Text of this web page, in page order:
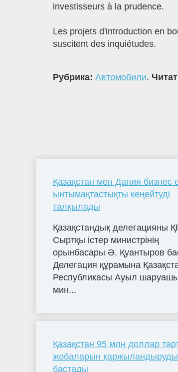
investisseurs à la prudence.
Les projets d'introduction en
suscitent des inquiétudes.
Рубрика: Автомобили.
Қазақстан мен Дания бизнес
ынтымақтастықты кеңейтуді
талқылады
Қазақстандық делегацияны
Сыртқы істер министрінің
орынбасары Ә. Қуантыров
Делегация құрамына
Республикасы Ауыл
мин...
Қазақстан 95 млн доллар
жобаларын қаржыландыруды
бастады